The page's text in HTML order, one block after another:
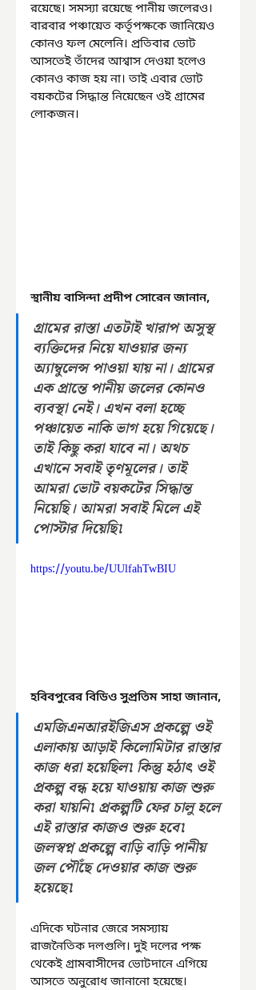
রয়েছে। সমস্যা রয়েছে পানীয় জলেরও।
বারবার পঞ্চায়েত কর্তৃপক্ষকে জানিয়েও
কোনও ফল মেলেনি। প্রতিবার ভোট
আসতেই তাঁদের আশ্বাস দেওয়া হলেও
কোনও কাজ হয় না। তাই এবার ভোট
বয়কটের সিদ্ধান্ত নিয়েছেন ওই গ্রামের
লোকজন।
স্থানীয় বাসিন্দা প্রদীপ সোরেন জানান,
গ্রামের রাস্তা এতটাই খারাপ অসুস্থ
ব্যক্তিদের নিয়ে যাওয়ার জন্য
অ্যাম্বুলেন্স পাওয়া যায় না। গ্রামের
এক প্রান্তে পানীয় জলের কোনও
ব্যবস্থা নেই। এখন বলা হচ্ছে
পঞ্চায়েত নাকি ভাগ হয়ে গিয়েছে।
তাই কিছু করা যাবে না। অথচ
এখানে সবাই তৃণমূলের। তাই
আমরা ভোট বয়কটের সিদ্ধান্ত
নিয়েছি। আমরা সবাই মিলে এই
পোস্টার দিয়েছি৷
https://youtu.be/UUlfahTwBIU
হবিবপুরের বিডিও সুপ্রতিম সাহা জানান,
এমজিএনআরইজিএস প্রকল্পে ওই
এলাকায় আড়াই কিলোমিটার রাস্তার
কাজ ধরা হয়েছিল৷ কিন্তু হঠাৎ ওই
প্রকল্প বন্ধ হয়ে যাওয়ায় কাজ শুরু
করা যায়নি৷ প্রকল্পটি ফের চালু হলে
এই রাস্তার কাজও শুরু হবে৷
জলস্বপ্ন প্রকল্পে বাড়ি বাড়ি পানীয়
জল পৌঁছে দেওয়ার কাজ শুরু
হয়েছে৷
এদিকে ঘটনার জেরে সমস্যায়
রাজনৈতিক দলগুলি। দুই দলের পক্ষ
থেকেই গ্রামবাসীদের ভোটদানে এগিয়ে
আসতে অনুরোধ জানানো হয়েছে।